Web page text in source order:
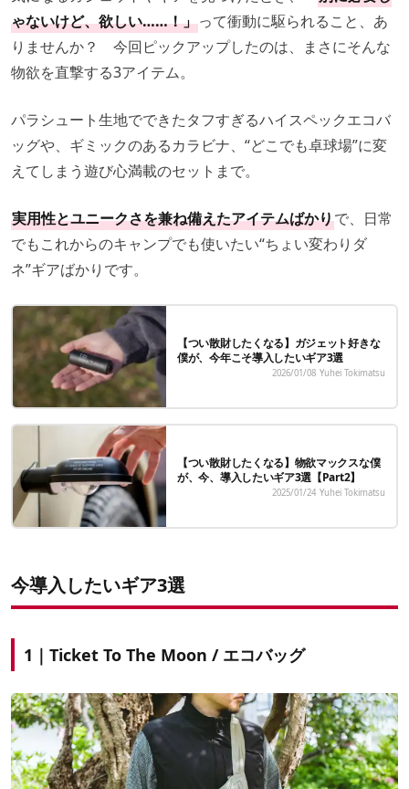
ゃないけど、欲しい……！」って衝動に駆られること、あ
りませんか？ 今回ピックアップしたのは、まさにそんな
物欲を直撃する3アイテム。
パラシュート生地でできたタフすぎるハイスペックエコバ
ッグや、ギミックのあるカラビナ、“どこでも卓球場”に変
えてしまう遊び心満載のセットまで。
実用性とユニークさを兼ね備えたアイテムばかりで、日常
でもこれからのキャンプでも使いたい“ちょい変わりダ
ネ”ギアばかりです。
【つい散財したくなる】ガジェット好きな
僕が、今年こそ導入したいギア3選
2026/01/08 Yuhei Tokimatsu
【つい散財したくなる】物欲マックスな僕
が、今、導入したいギア3選【Part2】
2025/01/24 Yuhei Tokimatsu
今導入したいギア3選
1｜Ticket To The Moon / エコバッグ